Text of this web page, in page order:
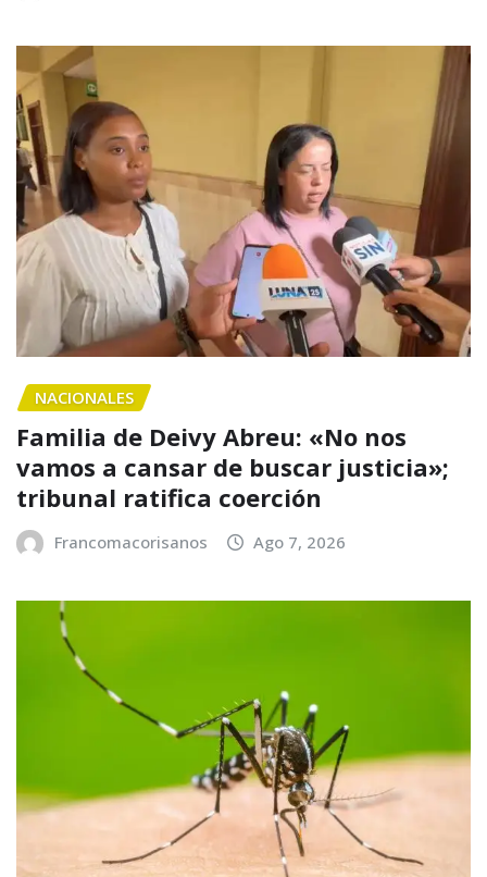
NACIONALES
Familia de Deivy Abreu: «No nos
vamos a cansar de buscar justicia»;
tribunal ratifica coerción
Francomacorisanos Ago 7, 2026